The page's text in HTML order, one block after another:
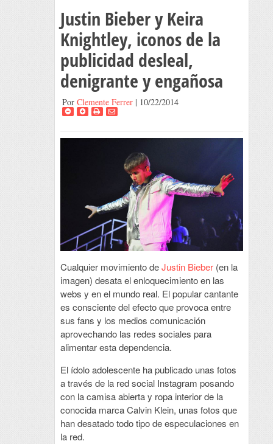
Justin Bieber y Keira
Knightley, iconos de la
publicidad desleal,
denigrante y engañosa
Por Clemente Ferrer| 10/22/2014
Cualquier movimiento deJustin Bieber(en la
imagen) desata el enloquecimiento en las
webs y en el mundo real. El popular cantante
es consciente del efecto que provoca entre
sus fans y los medios comunicación
aprovechando las redes sociales para
alimentar esta dependencia.
El ídolo adolescente ha publicado unas fotos
a través de la red social Instagram posando
con la camisa abierta y ropa interior de la
conocida marca Calvin Klein, unas fotos que
han desatado todo tipo de especulaciones en
la red.